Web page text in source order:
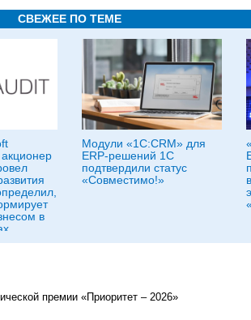
СВЕЖЕЕ ПО ТЕМЕ
в
Модули «1С:CRM» для
ERP-решений 1С
подтвердили статус
«Совместимо!»
премии «Приоритет – 2026»